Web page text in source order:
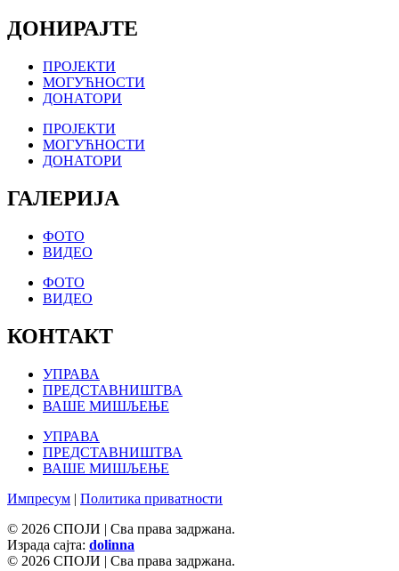
ДОНИРАЈТЕ
ПРОЈЕКТИ
МОГУЋНОСТИ
ДОНАТОРИ
ПРОЈЕКТИ
МОГУЋНОСТИ
ДОНАТОРИ
ГАЛЕРИЈА
ФОТО
ВИДЕО
ФОТО
ВИДЕО
КОНТАКТ
УПРАВА
ПРЕДСТАВНИШТВА
ВАШЕ МИШЉЕЊЕ
УПРАВА
ПРЕДСТАВНИШТВА
ВАШЕ МИШЉЕЊЕ
Импресум | Политика приватности
© 2026 СПОЈИ | Сва права задржана.
Израда сајта: dolinna
© 2026 СПОЈИ | Сва права задржана.